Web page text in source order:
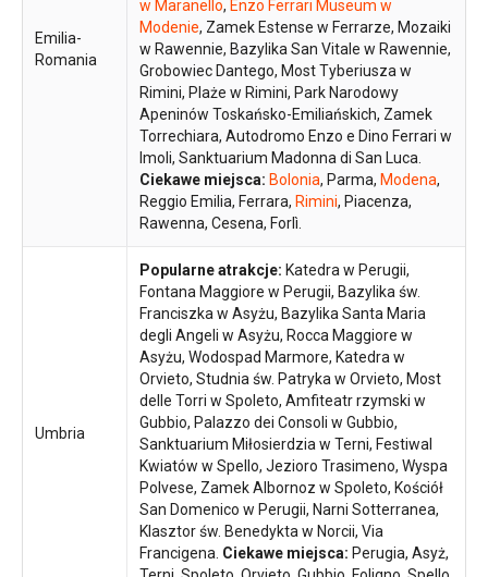
Emilia-
Romania
w Maranello, Enzo Ferrari Museum w
Modenie, Zamek Estense w Ferrarze, Mozaiki
w Rawennie, Bazylika San Vitale w Rawennie,
Grobowiec Dantego, Most Tyberiusza w
Rimini, Plaże w Rimini, Park Narodowy
Apeninów Toskańsko-Emiliańskich, Zamek
Torrechiara, Autodromo Enzo e Dino Ferrari w
Imoli, Sanktuarium Madonna di San Luca.
Ciekawe miejsca: Bolonia, Parma, Modena,
Reggio Emilia, Ferrara, Rimini, Piacenza,
Rawenna, Cesena, Forlì.
Umbria
Popularne atrakcje: Katedra w Perugii,
Fontana Maggiore w Perugii, Bazylika św.
Franciszka w Asyżu, Bazylika Santa Maria
degli Angeli w Asyżu, Rocca Maggiore w
Asyżu, Wodospad Marmore, Katedra w
Orvieto, Studnia św. Patryka w Orvieto, Most
delle Torri w Spoleto, Amfiteatr rzymski w
Gubbio, Palazzo dei Consoli w Gubbio,
Sanktuarium Miłosierdzia w Terni, Festiwal
Kwiatów w Spello, Jezioro Trasimeno, Wyspa
Polvese, Zamek Albornoz w Spoleto, Kościół
San Domenico w Perugii, Narni Sotterranea,
Klasztor św. Benedykta w Norcii, Via
Francigena. Ciekawe miejsca: Perugia, Asyż,